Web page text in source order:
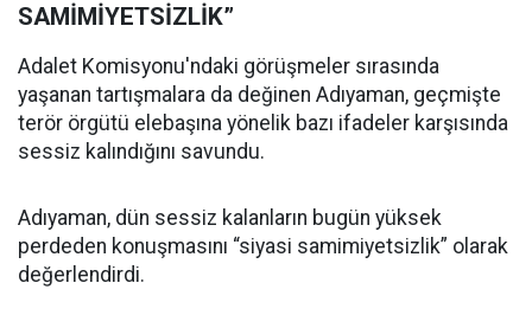
SAMİMİYETSİZLİK”
Adalet Komisyonu'ndaki görüşmeler sırasında
yaşanan tartışmalara da değinen Adıyaman, geçmişte
terör örgütü elebaşına yönelik bazı ifadeler karşısında
sessiz kalındığını savundu.
Adıyaman, dün sessiz kalanların bugün yüksek
perdeden konuşmasını “siyasi samimiyetsizlik” olarak
değerlendirdi.